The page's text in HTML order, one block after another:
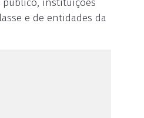
público, instituições
e de entidades da